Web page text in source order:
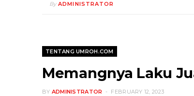
By ADMINISTRATOR
TENTANG UMROH.COM
Memangnya Laku
BY ADMINISTRATOR FEBRUARY 12, 2023